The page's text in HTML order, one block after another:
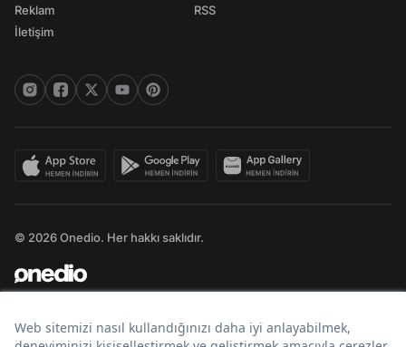
Reklam
İletişim
RSS
© 2026 Onedio. Her hakkı saklıdır.
Bir markasıdır.